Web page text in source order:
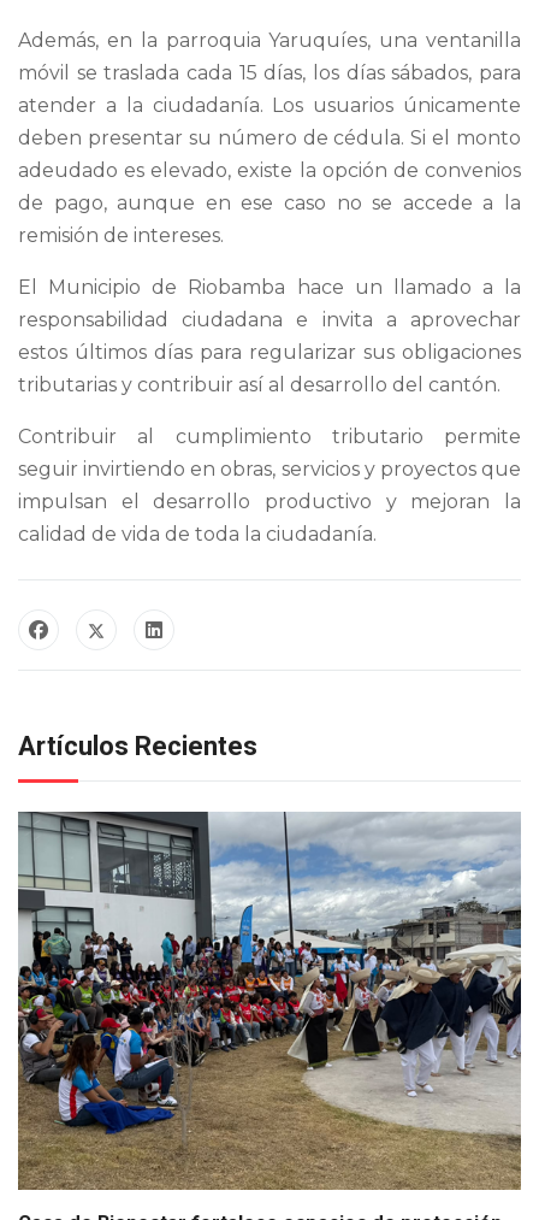
Además, en la parroquia Yaruquíes, una ventanilla
móvil se traslada cada 15 días, los días sábados, para
atender a la ciudadanía. Los usuarios únicamente
deben presentar su número de cédula. Si el monto
adeudado es elevado, existe la opción de convenios
de pago, aunque en ese caso no se accede a la
remisión de intereses.
El Municipio de Riobamba hace un llamado a la
responsabilidad ciudadana e invita a aprovechar
estos últimos días para regularizar sus obligaciones
tributarias y contribuir así al desarrollo del cantón.
Contribuir al cumplimiento tributario permite
seguir invirtiendo en obras, servicios y proyectos que
impulsan el desarrollo productivo y mejoran la
calidad de vida de toda la ciudadanía.
Artículos Recientes